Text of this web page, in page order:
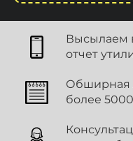
Высылаем
отчет
Обширная
более